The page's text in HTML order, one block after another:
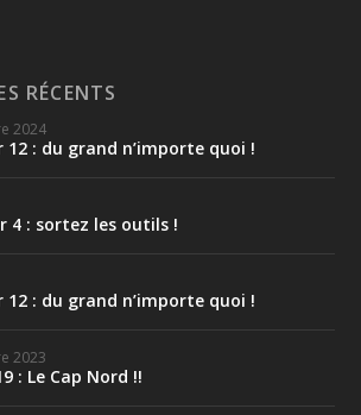
RÉCENTS
2024
12 : du grand n’importe quoi !
4 : sortez les outils !
12 : du grand n’importe quoi !
2023
: Le Cap Nord !!